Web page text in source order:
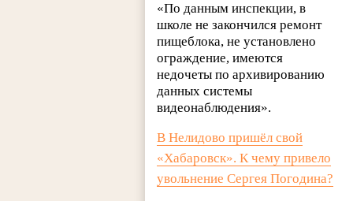
«По данным инспекции, в
школе не закончился ремонт
пищеблока, не установлено
ограждение, имеются
недочеты по архивированию
данных системы
видеонаблюдения».
В Нелидово пришёл свой
«Хабаровск». К чему привело
увольнение Сергея Погодина?